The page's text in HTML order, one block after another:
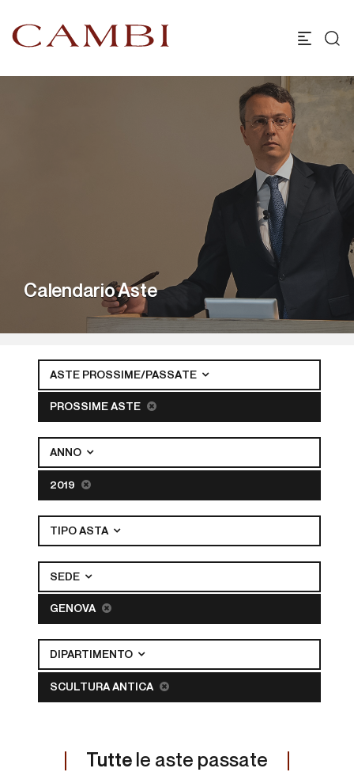
Calendario Aste
ASTE PROSSIME/PASSATE
PROSSIME ASTE
ANNO
2019
TIPO ASTA
SEDE
GENOVA
DIPARTIMENTO
SCULTURA ANTICA
Tutte le aste passate